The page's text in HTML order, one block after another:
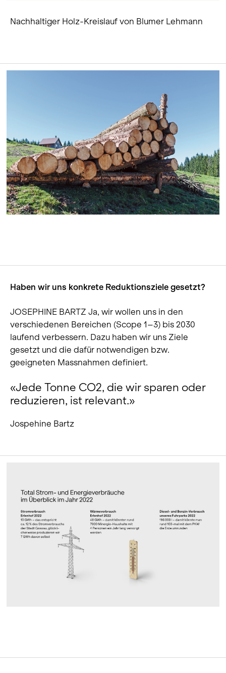
Nachhaltiger Holz-Kreislauf von Blumer Lehmann
Haben wir uns konkrete Reduktionsziele gesetzt?
JOSEPHINE BARTZ Ja, wir wollen uns in den
verschiedenen Bereichen (Scope 1–3) bis 2030
laufend verbessern. Dazu haben wir uns Ziele
gesetzt und die dafür notwendigen bzw.
geeigneten Massnahmen definiert.
«Jede Tonne CO2, die wir sparen oder
reduzieren, ist relevant.»
Jospehine Bartz